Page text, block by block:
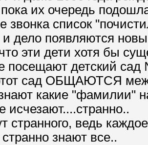
их очередь
звонка список
и дело появляются
эти дети хотя бы
посещают детский
сад ОБЩАЮТСЯ
какие "фамилии"
исчезают....странно..
странного, ведь
знают все..